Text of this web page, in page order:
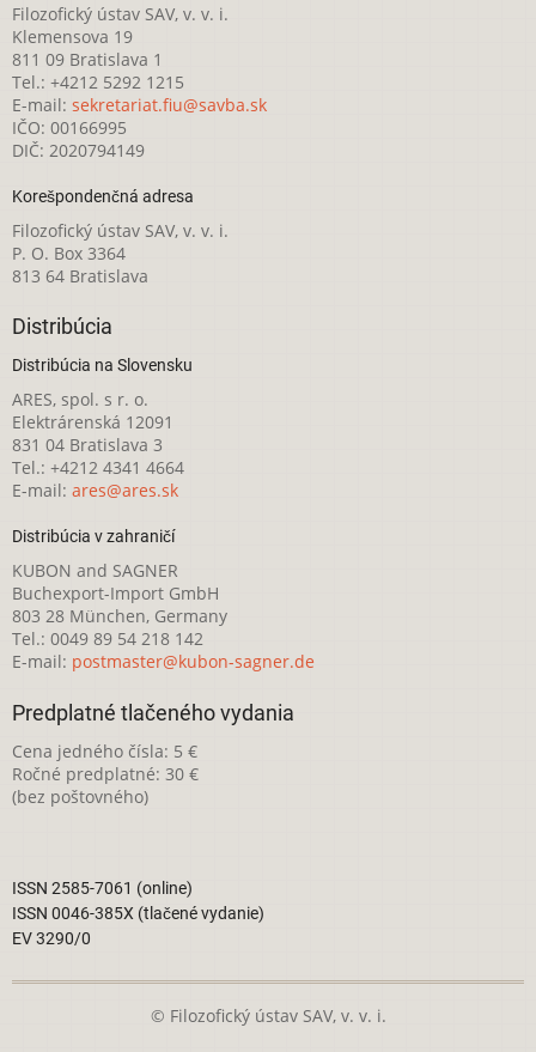
Filozofický ústav SAV, v. v. i.
Klemensova 19
811 09 Bratislava 1
Tel.: +4212 5292 1215
E-mail: sekretariat.fiu@savba.sk
IČO: 00166995
DIČ: 2020794149
Korešpondenčná adresa
Filozofický ústav SAV, v. v. i.
P. O. Box 3364
813 64 Bratislava
Distribúcia
Distribúcia na Slovensku
ARES, spol. s r. o.
Elektrárenská 12091
831 04 Bratislava 3
Tel.: +4212 4341 4664
E-mail: ares@ares.sk
Distribúcia v zahraničí
KUBON and SAGNER
Buchexport-Import GmbH
803 28 München, Germany
Tel.: 0049 89 54 218 142
E-mail: postmaster@kubon-sagner.de
Predplatné tlačeného vydania
Cena jedného čísla: 5 €
Ročné predplatné: 30 €
(bez poštovného)
ISSN 2585-7061 (online)
ISSN 0046-385X (tlačené vydanie)
EV 3290/0
© Filozofický ústav SAV, v. v. i.